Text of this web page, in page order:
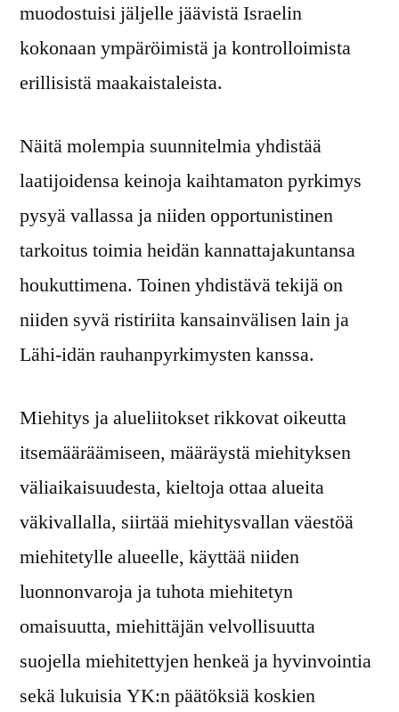
muodostuisi jäljelle jäävistä Israelin
kokonaan ympäröimistä ja kontrolloimista
erillisistä maakaistaleista.
Näitä molempia suunnitelmia yhdistää
laatijoidensa keinoja kaihtamaton pyrkimys
pysyä vallassa ja niiden opportunistinen
tarkoitus toimia heidän kannattajakuntansa
houkuttimena. Toinen yhdistävä tekijä on
niiden syvä ristiriita kansainvälisen lain ja
Lähi-idän rauhanpyrkimysten kanssa.
Miehitys ja alueliitokset rikkovat oikeutta
itsemääräämiseen, määräystä miehityksen
väliaikaisuudesta, kieltoja ottaa alueita
väkivallalla, siirtää miehitysvallan väestöä
miehitetylle alueelle, käyttää niiden
luonnonvaroja ja tuhota miehitetyn
omaisuutta, miehittäjän velvollisuutta
suojella miehitettyjen henkeä ja hyvinvointia
sekä lukuisia YK:n päätöksiä koskien